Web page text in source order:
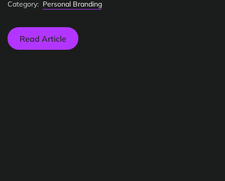
Category: Personal Branding
Read Article